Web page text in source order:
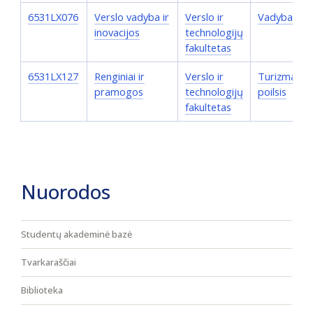
6531LX076
Verslo vadyba ir
inovacijos
Verslo ir
technologijų
fakultetas
Vadyba
6531LX127
Renginiai ir
pramogos
Verslo ir
technologijų
fakultetas
Turizmas ir
poilsis
Nuorodos
Studentų akademinė bazė
Tvarkaraščiai
Biblioteka